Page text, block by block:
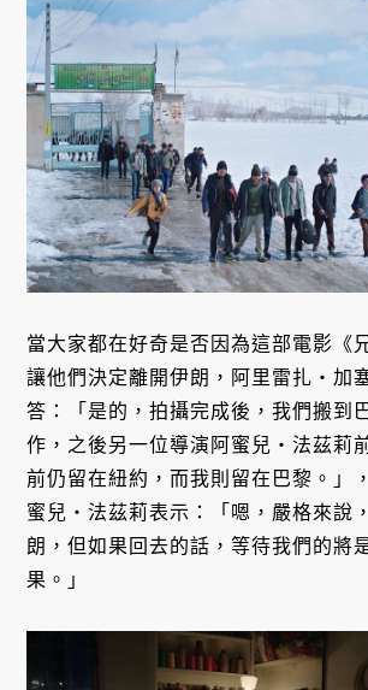
當大家都在好奇是否因為這部電影《
讓他們決定離開伊朗，阿里雷扎・加
答：「是的，拍攝完成後，我們搬到
作，之後另一位導演阿蜜兒・法茲莉
前仍留在紐約，而我則留在巴黎。」
蜜兒・法茲莉表示：「嗯，嚴格來說
朗，但如果回去的話，等待我們的將
果。」